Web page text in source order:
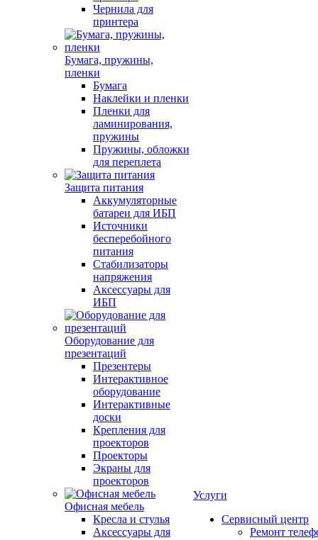
Чернила для
принтера
Бумага, пружины,
пленки
Бумага
Наклейки и пленки
Пленки для
ламинирования,
пружины
Пружины, обложки
для переплета
Защита питания
Аккумуляторные
батареи для ИБП
Источники
бесперебойного
питания
Стабилизаторы
напряжения
Аксессуары для
ИБП
Оборудование для
презентаций
Презентеры
Интерактивное
оборудование
Интерактивные
доски
Крепления для
проекторов
Проекторы
Экраны для
проекторов
Офисная мебель
Кресла и стулья
Аксессуары для
Услуги
Сервисный центр
Ремонт